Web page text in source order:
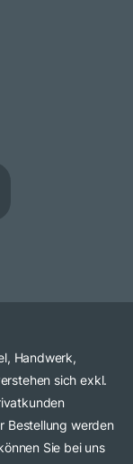
Handwerk,
sich exkl.
Bestellung werden
Sie bei uns